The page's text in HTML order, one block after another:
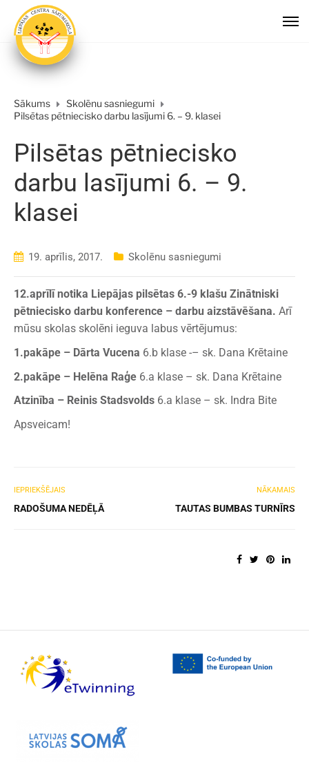
Sākums
Skolēnu sasniegumi
Pilsētas pētniecisko darbu lasījumi 6. – 9. klasei
Pilsētas pētniecisko
darbu lasījumi 6. – 9.
klasei
19. aprīlis, 2017. Skolēnu sasniegumi
12.aprīlī notika Liepājas pilsētas 6.-9 klašu Zinātniski
pētniecisko darbu konference – darbu aizstāvēšana. Arī
mūsu skolas skolēni ieguva labus vērtējumus:
1.pakāpe – Dārta Vucena 6.b klase -– sk. Dana Krētaine
2.pakāpe – Helēna Raģe 6.a klase – sk. Dana Krētaine
Atzinība – Reinis Stadsvolds 6.a klase – sk. Indra Bite
Apsveicam!
IEPRIEKŠĒJAIS
RADOŠUMA NEDĒĻĀ
NĀKAMAIS
TAUTAS BUMBAS TURNĪRS